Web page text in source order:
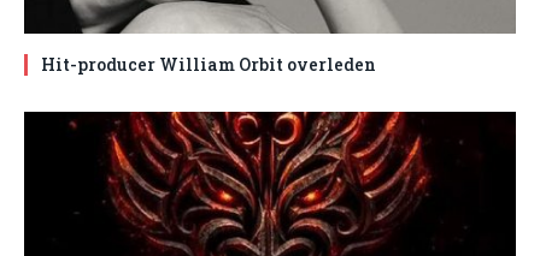
Hit-producer William Orbit overleden